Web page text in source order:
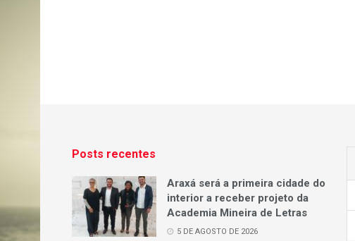
Posts recentes
Araxá será a primeira cidade do
interior a receber projeto da
Academia Mineira de Letras
5 DE AGOSTO DE 2026